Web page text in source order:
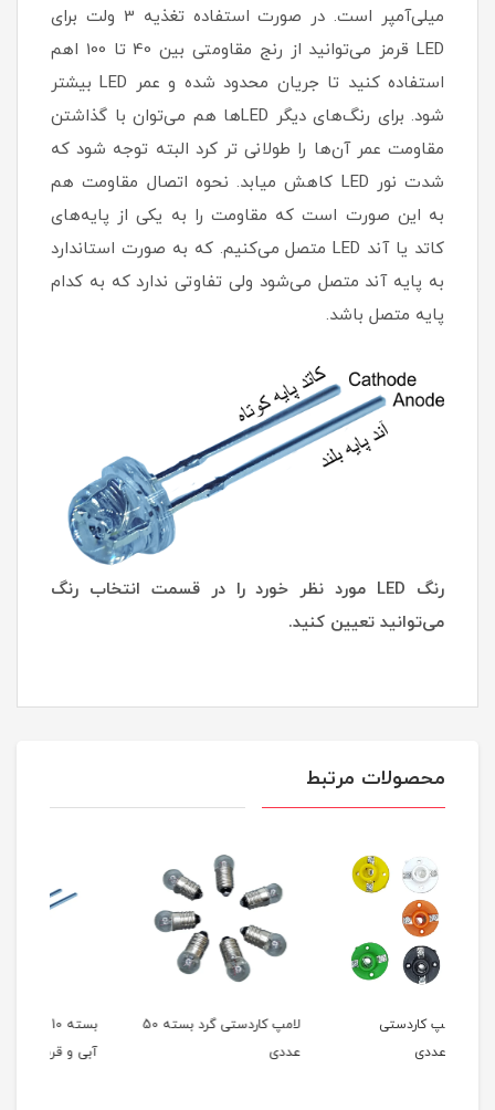
میلی‌آمپر است. در صورت استفاده تغذیه 3 ولت برای
LED قرمز می‌توانید از رنج مقاومتی بین 40 تا 100 اهم
استفاده کنید تا جریان محدود شده و عمر LED بیشتر
شود. برای رنگ‌های دیگر LEDها هم می‌توان با گذاشتن
مقاومت عمر آن‌ها را طولانی تر کرد البته توجه شود که
شدت نور LED کاهش میابد. نحوه اتصال مقاومت هم
به این صورت است که مقاومت را به یکی از پایه‌های
کاتد یا آند LED متصل می‌کنیم. که به صورت استاندارد
به پایه آند متصل می‌شود ولی تفاوتی ندارد که به کدام
پایه متصل باشد.
رنگ LED مورد نظر خورد را در قسمت انتخاب رنگ
می‌توانید تعیین کنید.
محصولات مرتبط
لامپ کاردستی گرد بسته 50
بسته 10 عددی LED کلاهی